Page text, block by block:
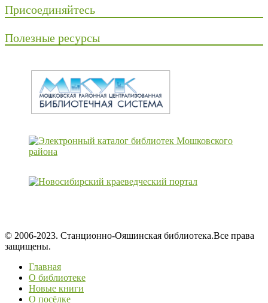
Присоединяйтесь
Полезные ресурсы
© 2006-2023. Станционно-Ояшинская библиотека.Все права
защищены.
Главная
О библиотеке
Новые книги
О посёлке